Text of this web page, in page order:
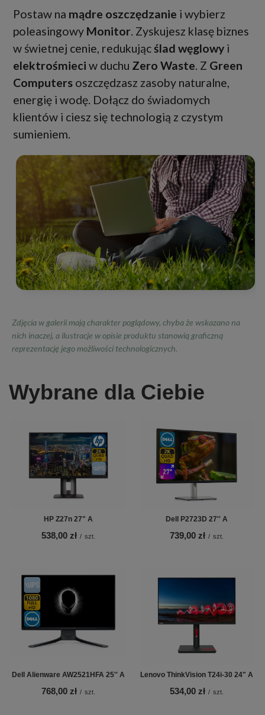
Postaw na mądre oszczędzanie i wybierz
poleasingowy Monitor. Zyskujesz klasę biznes
w świetnej cenie, redukującślad węglowy i
elektrośmieci w duchu Zero Waste. Z Green
Computers oszczędzasz zasoby naturalne,
energię i wodę. Dołącz do świadomych
klientów i ciesz się technologią z czystym
sumieniem.
Zdjęcia w galerii mają charakter poglądowy, chyba że wskazano na
nich inaczej, a ilustracje w opisie produktu stanowią graficzną
reprezentację jego możliwości technologicznych.
Wybrane dla Ciebie
HP Z27n 27" A
538,00 zł / szt.
Dell P2723D 27'' A
739,00 zł / szt.
Dell Alienware AW2521HFA 25'' A
768,00 zł / szt.
Lenovo ThinkVision T24i-30 24" A
534,00 zł / szt.